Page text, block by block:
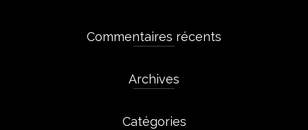
Commentaires récents
Archives
Catégories